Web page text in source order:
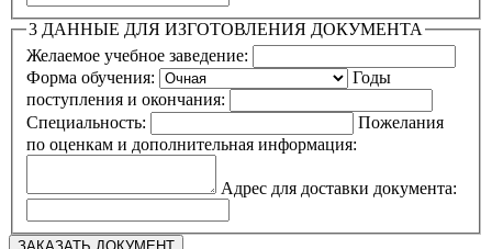
3 ДАННЫЕ ДЛЯ ИЗГОТОВЛЕНИЯ ДОКУМЕНТА
Желаемое учебное заведение:
Форма обучения:
Годы
поступления и окончания:
Специальность:
Пожелания
по оценкам и дополнительная информация:
Адрес для доставки документа: